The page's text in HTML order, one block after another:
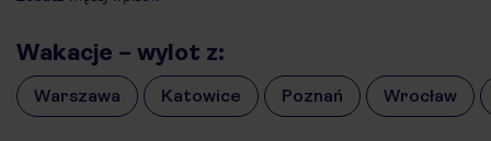
portugalskie miasteczka nad Atlantykiem. Zastanawiasz się,
Sprawdź […]
Wakacje – wylot z:
Warszawa Katowice Poznań Wrocław